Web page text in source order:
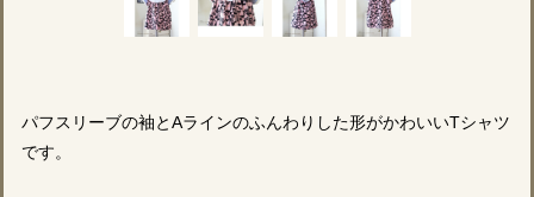
パフスリーブの袖とAラインのふんわりした形がかわいいTシャツ
です。